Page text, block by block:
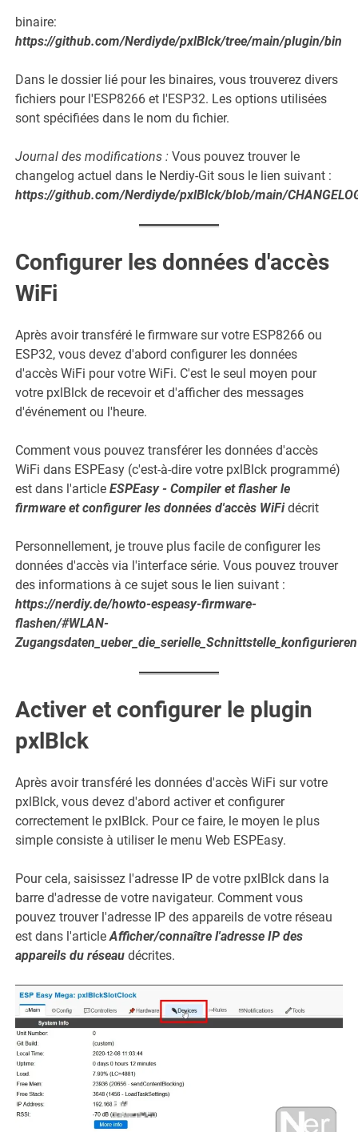
binaire:
https://github.com/Nerdiyde/pxlBlck/tree/main/plugin/bin
Dans le dossier lié pour les binaires, vous trouverez divers
fichiers pour l'ESP8266 et l'ESP32. Les options utilisées
sont spécifiées dans le nom du fichier.
Journal des modifications : Vous pouvez trouver le
changelog actuel dans le Nerdiy-Git sous le lien suivant :
https://github.com/Nerdiyde/pxlBlck/blob/main/
Configurer les données d'accès
WiFi
Après avoir transféré le firmware sur votre ESP8266 ou
ESP32, vous devez d'abord configurer les données
d'accès WiFi pour votre WiFi. C'est le seul moyen pour
votre pxlBlck de recevoir et d'afficher des messages
d'événement ou l'heure.
Comment vous pouvez transférer les données d'accès
WiFi dans ESPEasy (c'est-à-dire votre pxlBlck programmé)
est dans l'articleESPEasy - Compiler et flasher le
firmware et configurer les données d'accès WiFidécrit
Personnellement, je trouve plus facile de configurer les
données d'accès via l'interface série. Vous pouvez trouver
des informations à ce sujet sous le lien suivant :
https://nerdiy.de/howto-espeasy-firmware-
flashen/#WLAN-
Zugangsdaten_ueber_die_serielle_Schnittstelle_konfigurieren
Activer et configurer le plugin
pxlBlck
Après avoir transféré les données d'accès WiFi sur votre
pxlBlck, vous devez d'abord activer et configurer
correctement le pxlBlck. Pour ce faire, le moyen le plus
simple consiste à utiliser le menu Web ESPEasy.
Pour cela, saisissez l'adresse IP de votre pxlBlck dans la
barre d'adresse de votre navigateur. Comment vous
pouvez trouver l'adresse IP des appareils de votre réseau
est dans l'article Afficher/connaître l'adresse IP des
appareils du réseau décrites.